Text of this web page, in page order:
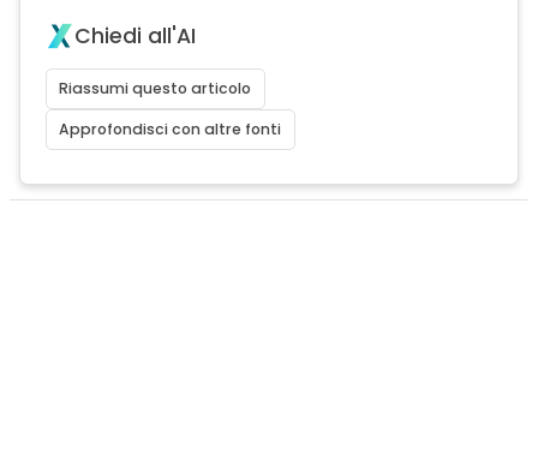
Chiedi all'AI
Riassumi questo articolo
Approfondisci con altre fonti